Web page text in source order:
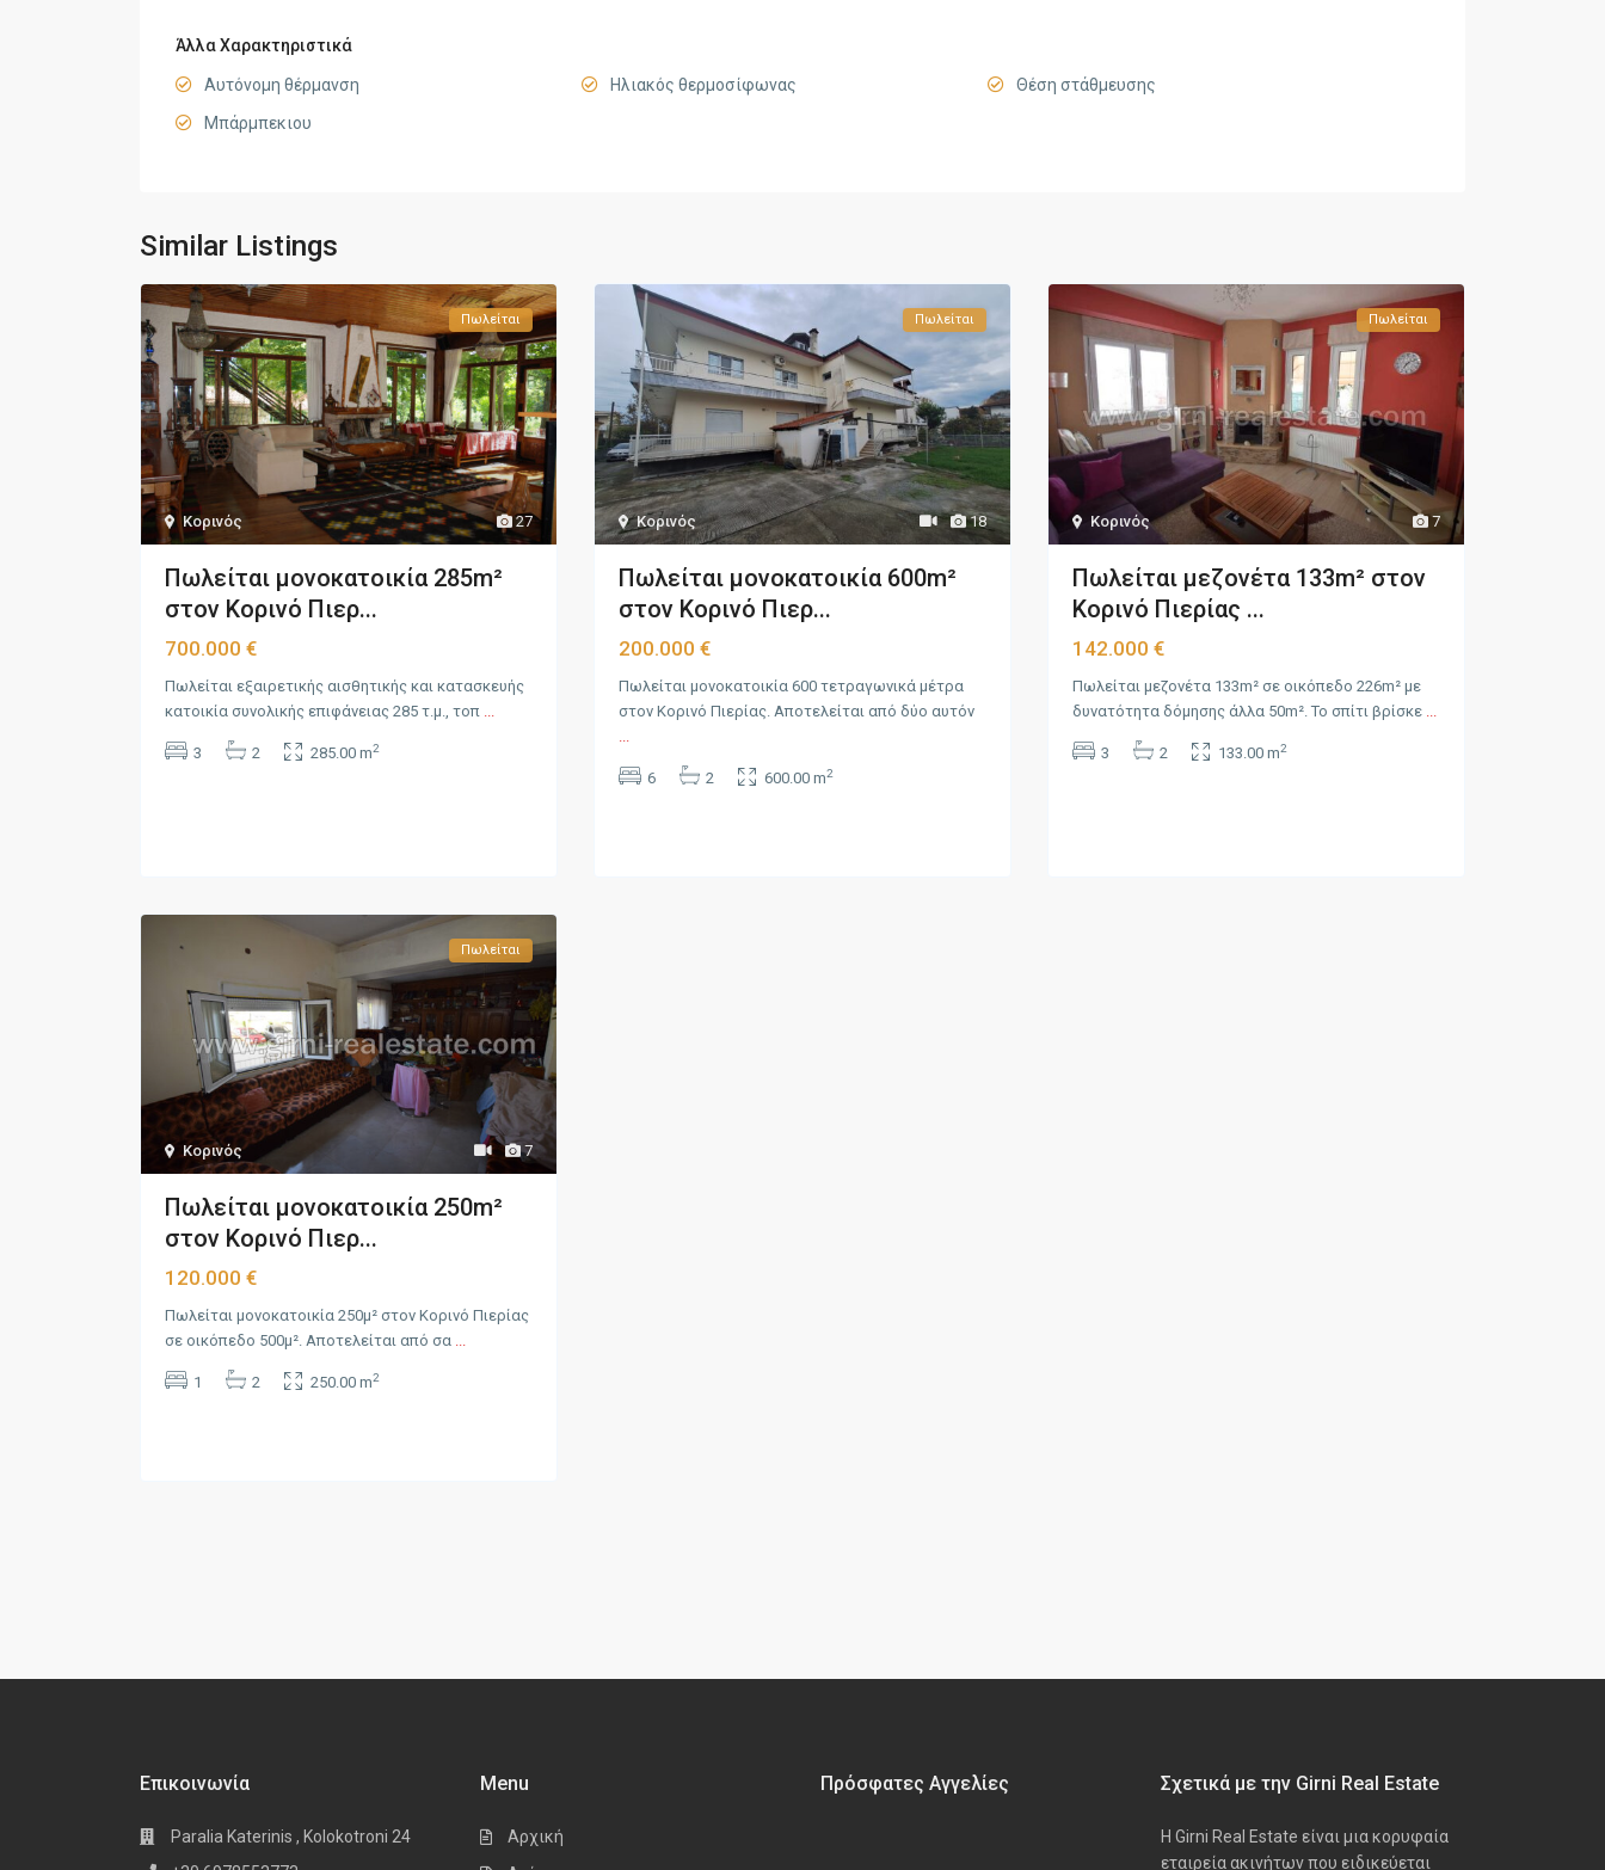
Άλλα Χαρακτηριστικά
Αυτόνομη θέρμανση Ηλιακός θερμοσίφωνας
Θέση στάθμευσης
Μπάρμπεκιου
Similar Listings
27
Κορινός
Πωλείται
Πωλείται μονοκατοικία 285m²
στον Κορινό Πιερ...
700.000 €
Πωλείται εξαιρετικής αισθητικής και κατασκευής
κατοικία συνολικής επιφάνειας 285 τ.μ., τοπ
3 2 285.00 m2
18
Κορινός
Πωλείται
Πωλείται μονοκατοικία 600m²
στον Κορινό Πιερ...
200.000 €
Πωλείται μονοκατοικία 600 τετραγωνικά μέτρα
στον Κορινό Πιερίας. Αποτελείται από δύο αυτόν
6 2 600.00 m2
7
Κορινός
Πωλείται
Πωλείται μεζονέτα 133m² στον
Κορινό Πιερίας ...
142.000 €
Πωλείται μεζονέτα 133m² σε οικόπεδο 226m² με
δυνατότητα δόμησης άλλα 50m². Το σπίτι βρίσκε
3 2 133.00 m2
7
Κορινός
Πωλείται
Πωλείται μονοκατοικία 250m²
στον Κορινό Πιερ...
120.000 €
Πωλείται μονοκατοικία 250μ² στον Κορινό Πιερίας
σε οικόπεδο 500μ². Αποτελείται από σα
1 2 250.00 m2
Επικοινωνία
Paralia Katerinis , Kolokotroni 24
Menu
Αρχική
Πρόσφατες Αγγελίες Σχετικά με την Girni Real Estate
Η Girni Real Estate είναι μια κορυφαία
εταιρεία ακινήτων που ειδικεύεται